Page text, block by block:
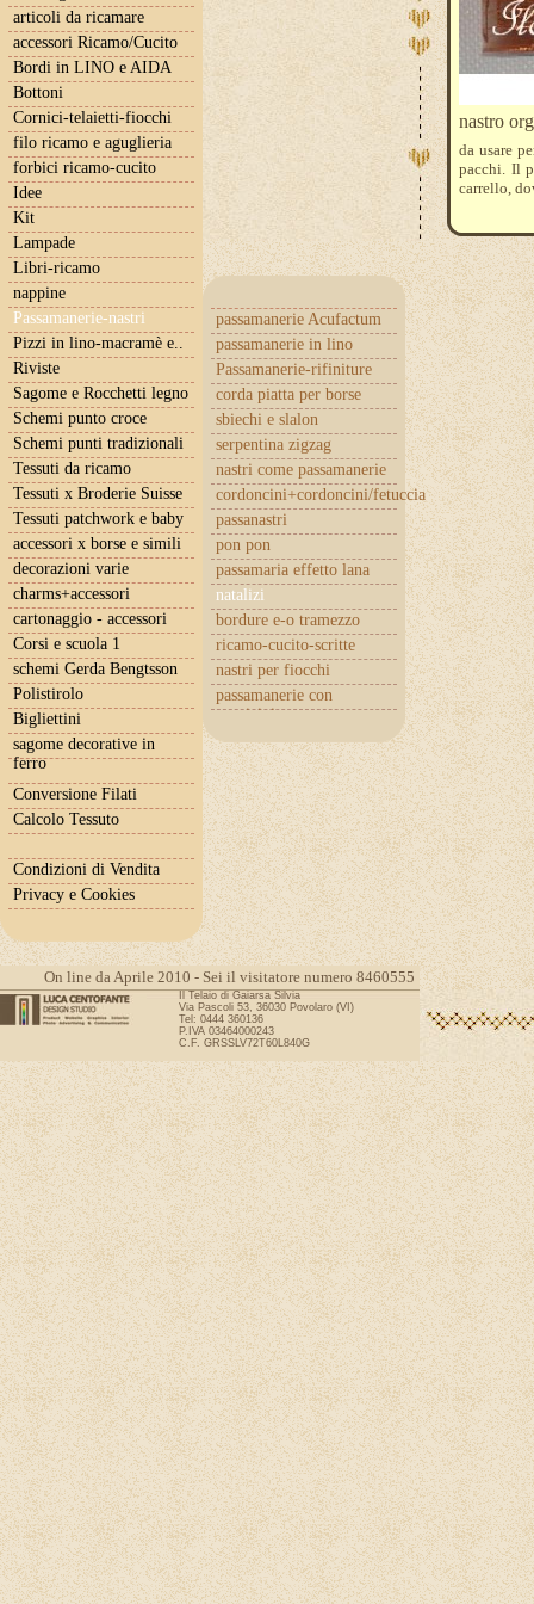
articoli da ricamare
accessori Ricamo/Cucito
Bordi in LINO e AIDA
Bottoni
Cornici-telaietti-fiocchi
filo ricamo e aguglieria
forbici ricamo-cucito
Idee
Kit
Lampade
Libri-ricamo
nappine
Passamanerie-nastri
passamanerie Acufactum
passamanerie in lino
Passamanerie-rifiniture
corda piatta per borse
sbiechi e slalon
serpentina zigzag
nastri come passamanerie
cordoncini+cordoncini/fetuccia
passanastri
pon pon
passamaria effetto lana
natalizi
bordure e-o tramezzo
ricamo-cucito-scritte
nastri per fiocchi
passamanerie con
cuoricini
Pizzi in lino-macramè e..
Riviste
Sagome e Rocchetti legno
Schemi punto croce
Schemi punti tradizionali
Tessuti da ricamo
Tessuti x Broderie Suisse
Tessuti patchwork e baby
accessori x borse e simili
decorazioni varie
charms+accessori
cartonaggio - accessori
Corsi e scuola 1
schemi Gerda Bengtsson
Polistirolo
Bigliettini
sagome decorative in
ferro
Conversione Filati
Calcolo Tessuto
Condizioni di Vendita
Privacy e Cookies
nastro
da usare
pacchi. Il
carrello,
On line da Aprile 2010 - Sei il visitatore numero 8460555
Il Telaio di Gaiarsa Silvia
Via Pascoli 53, 36030 Povolaro (VI)
Tel: 0444 360136
P.IVA 03464000243
C.F. GRSSLV72T60L840G